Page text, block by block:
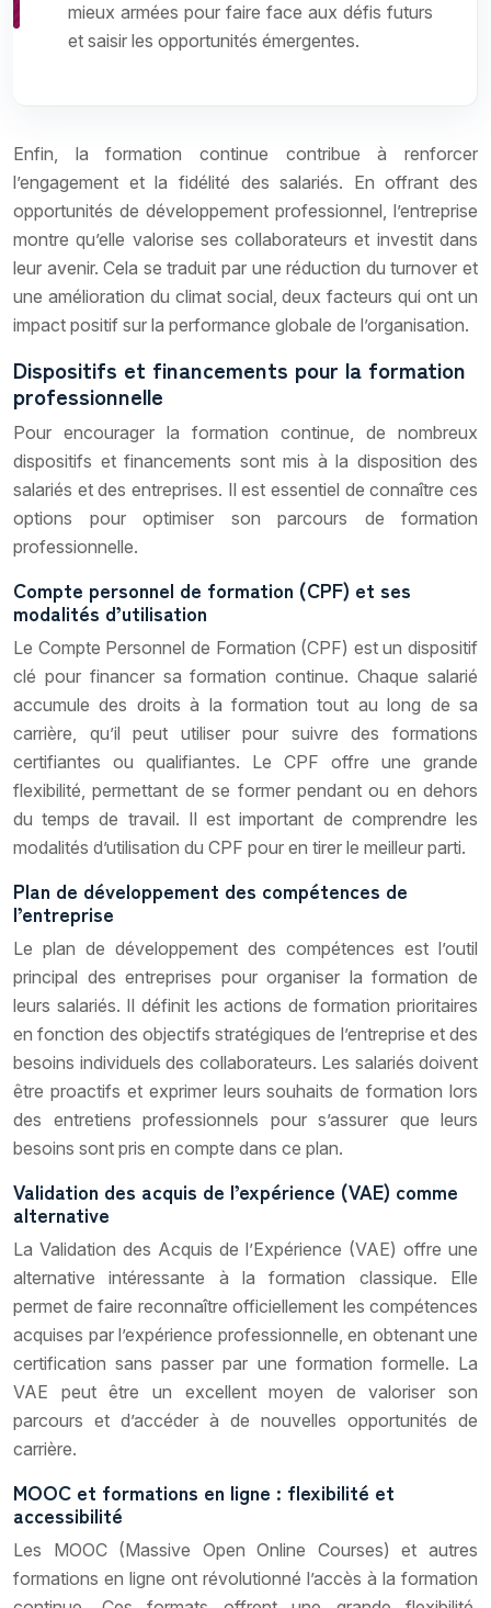
mieux armées pour faire face aux défis futurs
et saisir les opportunités émergentes.
Enfin, la formation continue contribue à renforcer
l’engagement et la fidélité des salariés. En offrant des
opportunités de développement professionnel, l’entreprise
montre qu’elle valorise ses collaborateurs et investit dans
leur avenir. Cela se traduit par une réduction du turnover et
une amélioration du climat social, deux facteurs qui ont un
impact positif sur la performance globale de l’organisation.
Dispositifs et financements pour la formation
professionnelle
Pour encourager la formation continue, de nombreux
dispositifs et financements sont mis à la disposition des
salariés et des entreprises. Il est essentiel de connaître ces
options pour optimiser son parcours de formation
professionnelle.
Compte personnel de formation (CPF) et ses
modalités d’utilisation
Le Compte Personnel de Formation (CPF) est un dispositif
clé pour financer sa formation continue. Chaque salarié
accumule des droits à la formation tout au long de sa
carrière, qu’il peut utiliser pour suivre des formations
certifiantes ou qualifiantes. Le CPF offre une grande
flexibilité, permettant de se former pendant ou en dehors
du temps de travail. Il est important de comprendre les
modalités d’utilisation du CPF pour en tirer le meilleur parti.
Plan de développement des compétences de
l’entreprise
Le plan de développement des compétences est l’outil
principal des entreprises pour organiser la formation de
leurs salariés. Il définit les actions de formation prioritaires
en fonction des objectifs stratégiques de l’entreprise et des
besoins individuels des collaborateurs. Les salariés doivent
être proactifs et exprimer leurs souhaits de formation lors
des entretiens professionnels pour s’assurer que leurs
besoins sont pris en compte dans ce plan.
Validation des acquis de l’expérience (VAE) comme
alternative
La Validation des Acquis de l’Expérience (VAE) offre une
alternative intéressante à la formation classique. Elle
permet de faire reconnaître officiellement les compétences
acquises par l’expérience professionnelle, en obtenant une
certification sans passer par une formation formelle. La
VAE peut être un excellent moyen de valoriser son
parcours et d’accéder à de nouvelles opportunités de
carrière.
MOOC et formations en ligne : flexibilité et
accessibilité
Les MOOC (Massive Open Online Courses) et autres
formations en ligne ont révolutionné l’accès à la formation